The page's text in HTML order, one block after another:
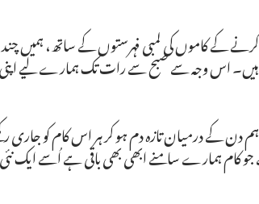
کے کاموں کی لمبی فہرستوں کے ساتھ، ہمیں
اس وجہ سے صبح سے رات تک ہمارے لیے اپنی
کہ ہم دن کے درمیان تازہ دم ہو کر ہر اس کام کو
کام ہمارے سامنے ابھی بھی باقی ہے اُسے ایک نئی